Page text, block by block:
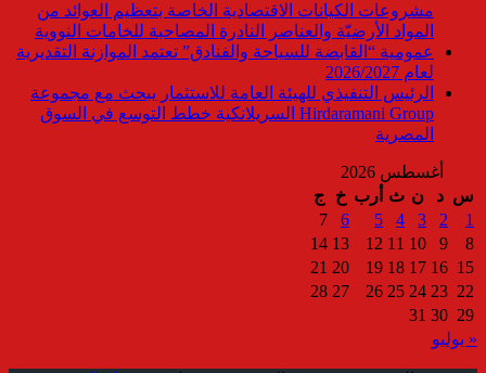
مشروعات الكيانات الاقتصادية الخاصة بتعظيم العوائد من
المواد الأرضيّة والعناصر النادرة المصاحبة للخامات النووية
عمومية “القابضة للسياحة والفنادق” تعتمد الموازنة التقديرية
لعام 2026/2027
الرئيس التنفيذي للهيئة العامة للاستثمار يبحث مع مجموعة
Hirdaramani Group السريلانكية خطط التوسع في السوق
المصرية
أغسطس 2026
س د ن ث أرب خ
ج
1
2
3
4
5
6
7
8
9
10
11
12
13
14
15
16
17
18
19
20
21
22
23
24
25
26
27
28
29
30
31
« يوليو